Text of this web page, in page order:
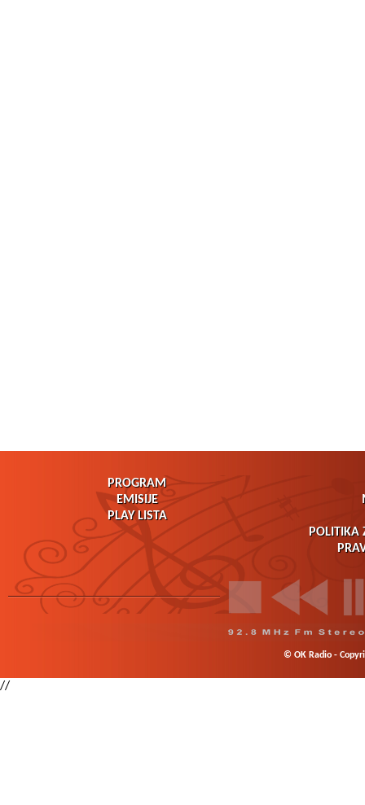
PROGRAM
EMISIJE
PLAY LISTA
POLITIKA
© OK Radio -
//